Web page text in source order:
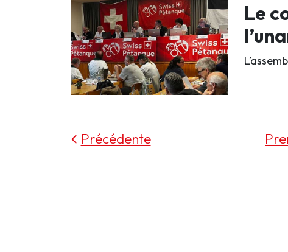
Le
Précédente